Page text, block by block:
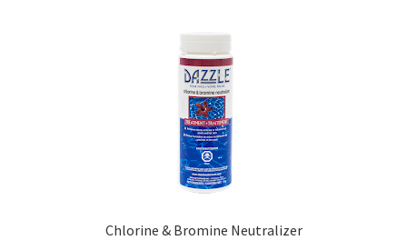
Chlorine & Bromine Neutralizer